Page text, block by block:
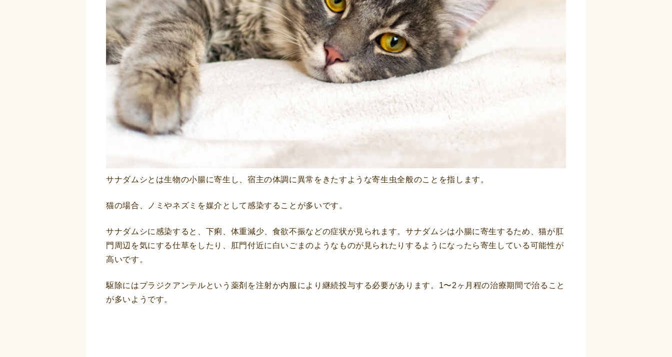
サナダムシとは生物の小腸に寄生し、宿主の体調に異常をきたすような寄生虫全般のことを指します。
猫の場合、ノミやネズミを媒介として感染することが多いです。
サナダムシに感染すると、下痢、体重減少、食欲不振などの症状が見られます。サナダムシは小腸に寄生するため、猫が肛
門周辺を気にする仕草をしたり、肛門付近に白いごまのようなものが見られたりするようになったら寄生している可能性が
高いです。
駆除にはプラジクアンテルという薬剤を注射か内服により継続投与する必要があります。1〜2ヶ月程の治療期間で治ること
が多いようです。